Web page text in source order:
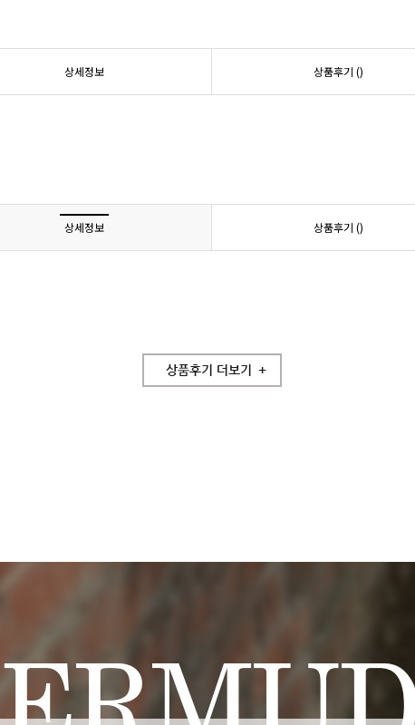
상세정보 상품후기 ()
상세정보 상품후기 ()